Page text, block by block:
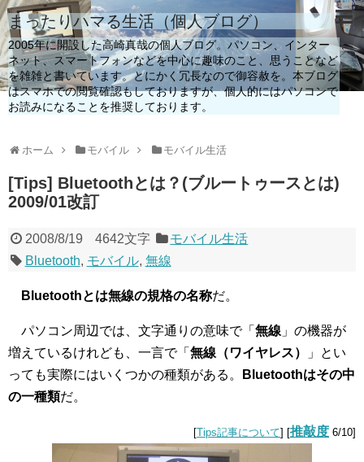
まったりハマる生活（個人ブログ）
2005年に開設した高崎真哉の個人ブログ。パソコン、インター
ネット、スマートフォンなどを中心に趣味のこと、思うことなど
を雑雑と書いています。とにかく冗長なので御容赦を。本ブログ
はスマホでの閲覧確認もしておりますが、個人的にはパソコンで
お読みになることを推奨しております。
ホーム モバイル モバイル生活
[Tips] Bluetoothとは？(ブルートゥースとは)
2009/01改訂
2008/8/19 4642文字
モバイル生活
Bluetooth, モバイル, 無線
Bluetoothとは無線の規格の名称だ。
パソコン周辺では、文字通りの意味で「 無線 」の機器が
増えているけれども、一言で「 無線（ワイヤレス）
」とい
っても実際にはいくつかの種類がある。
Bluetoothはその中
の一種類だ。
[Tips記事について] [推敲度 6/10]